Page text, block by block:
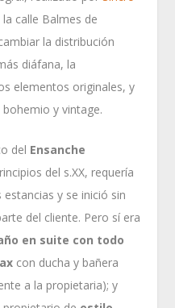
calle Balmes de
la distribución
diáfana, la
elementos originales, y
y vintage.
del Ensanche
del s.XX, requería
y se inició sin
del cliente. Pero sí era
en suite con todo
con ducha y bañera
a la propietaria); y